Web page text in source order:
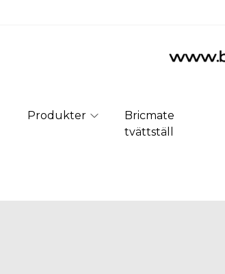
Produkter
Bricmate
tvättställ